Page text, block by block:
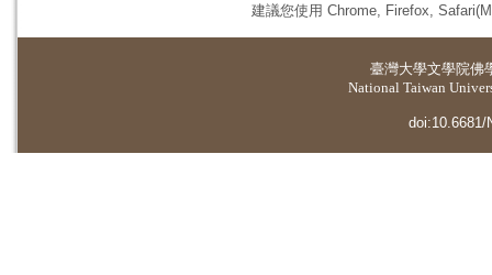
建議您使用 Chrome, Firefox,
臺灣大學文學院佛
National Taiwan
doi:10.6681/